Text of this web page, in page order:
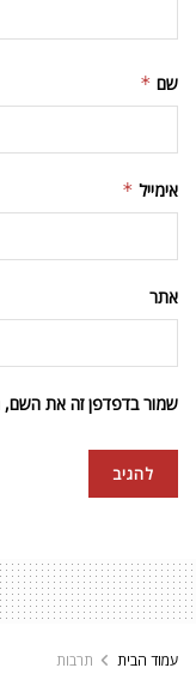
שם *
אימייל *
אתר
שמור בדפדפן זה את השם,
עמוד הבית תרבות